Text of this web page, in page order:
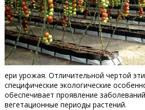
ери урожая. Отличительной чертой
специфические экологические
обеспечивает проявление
вегетационные периоды растений.